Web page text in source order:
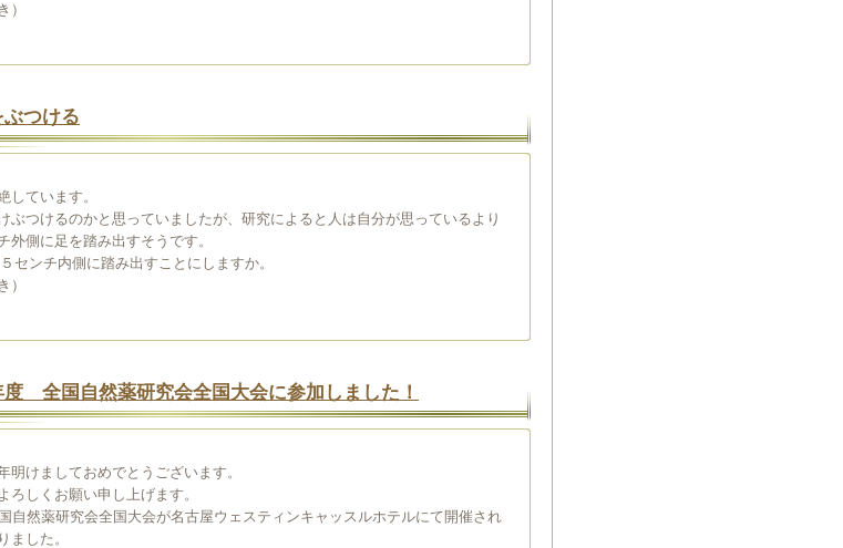
）
つける
しています。
ぶつけるのかと思っていましたが、研究によると人は自分が思っているより
外側に足を踏み出すそうです。
センチ内側に踏み出すことにしますか。
）
度 全国自然薬研究会全国大会に参加しました！
明けましておめでとうございます。
ろしくお願い申し上げます。
自然薬研究会全国大会が名古屋ウェスティンキャッスルホテルにて開催され
ました。